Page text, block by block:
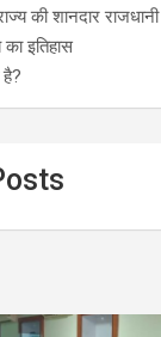
की शानदार राजधानी
इतिहास